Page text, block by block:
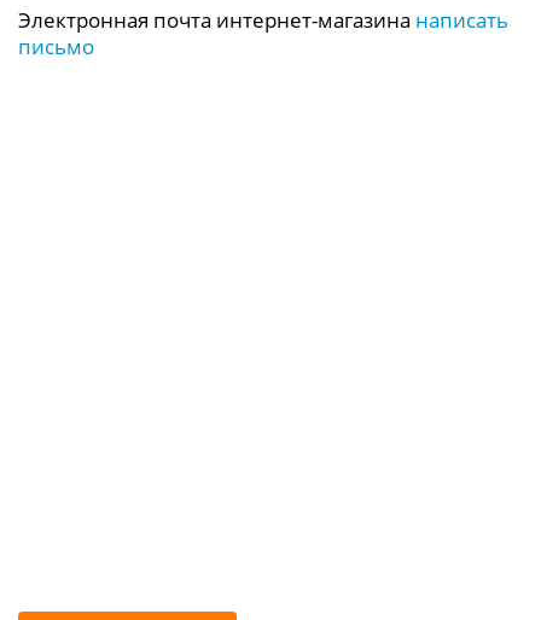
Электронная почта интернет-магазина написать
письмо